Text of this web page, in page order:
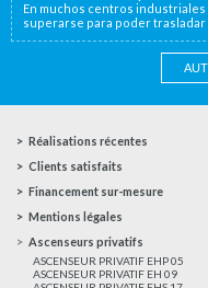
En muchos centros
superarse para poder trasladar
Réalisations récentes
Clients satisfaits
Financement sur-mesure
Mentions légales
Ascenseurs privatifs
ASCENSEUR PRIVATIF EHP 05
ASCENSEUR PRIVATIF EH 09